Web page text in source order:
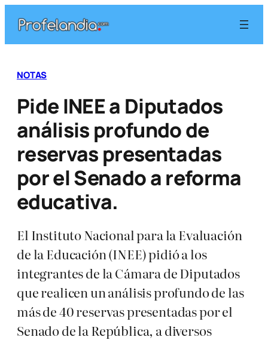
contenido
NOTAS
Pide INEE a Diputados
análisis profundo de
reservas presentadas
por el Senado a reforma
educativa.
El Instituto Nacional para la Evaluación
de la Educación (INEE) pidió a los
integrantes de la Cámara de Diputados
que realicen un análisis profundo de las
más de 40 reservas presentadas por el
Senado de la República, a diversos